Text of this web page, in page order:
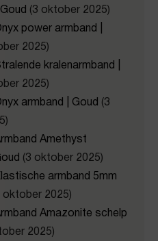
(3 oktober 2025)
power armband |
2025)
kralenarmband |
2025)
armband | Goud (3
Amethyst
(3 oktober 2025)
armband 5mm
oktober 2025)
Amazonite schelp
2025)